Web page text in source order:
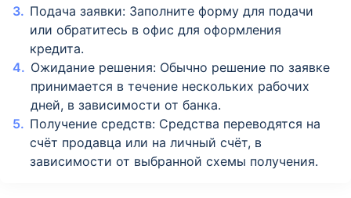
Подача заявки: Заполните форму для подачи
или обратитесь в офис для оформления
кредита.
Ожидание решения: Обычно решение по заявке
принимается в течение нескольких рабочих
дней, в зависимости от банка.
Получение средств: Средства переводятся на
счёт продавца или на личный счёт, в
зависимости от выбранной схемы получения.